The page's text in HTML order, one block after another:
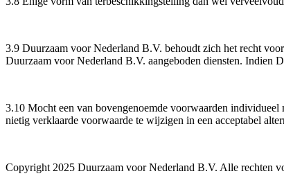
3.9 Duurzaam voor Nederland B.V. behoudt zich het recht
Duurzaam voor Nederland B.V. aangeboden diensten. Indien
3.10 Mocht een van bovengenoemde voorwaarden
nietig verklaarde voorwaarde te wijzigen in een acceptabel
Copyright 2025 Duurzaam voor Nederland B.V. Alle rechten